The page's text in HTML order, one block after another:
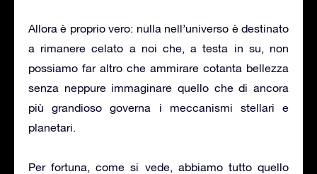
Allora è proprio vero: nulla nell’universo è destinato
a rimanere celato a noi che, a testa in su, non
possiamo far altro che ammirare cotanta bellezza
senza neppure immaginare quello che di ancora
più grandioso governa i meccanismi stellari e
planetari.
Per fortuna, come si vede, abbiamo tutto quello